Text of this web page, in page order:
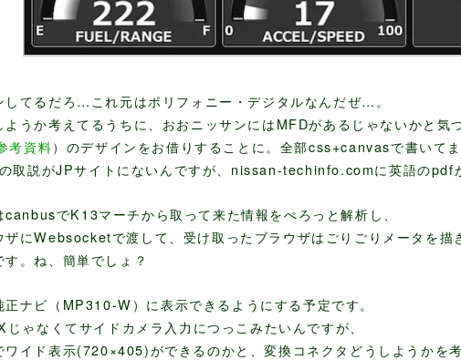
してるだろ…これ元はポリフォニー・デジタルなんだぜ…。
ようか考えてるうちに、おおニッサンにはMFDがあるじゃないかと気
考資料）のデザインをお借りすることに。全部css+canvasで書いて
取説がJPサイトにないんですが、nissan-techinfo.comに英語のpdf
でK13マーチから取って来た情報をぺろっと解析し、
ザにWebsocketで渡して、受け取ったブラウザはごりごりメータを描
。ね、簡単でしょ？
正ナビ（MP310-W）に表示できるようにする予定です。
ゃなくてサイドカメラ入力につっこみたいんですが、
ワイド表示(720×405)ができるのかと、変換コネクタどうしようかを